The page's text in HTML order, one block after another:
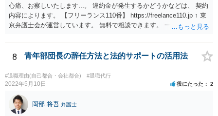
心痛、お察しいたします...。 違約金が発生するかどうかなどは、 契約
内容によります。 【フリーランス110番】 https://freelance110.jp ↑ 東
京弁護士会が運営しています。 無料で相談できます。 一度、ご相談す
「パワハラしてたよね」という材料で 減額交渉も可能かもしれませ
ん。
8 青年部団長の辞任方法と法的サポートの活用法
#退職理由(自己都合・会社都合) #退職代行
2022年5月10日 役にたった 2
岡部 将吾 弁護士